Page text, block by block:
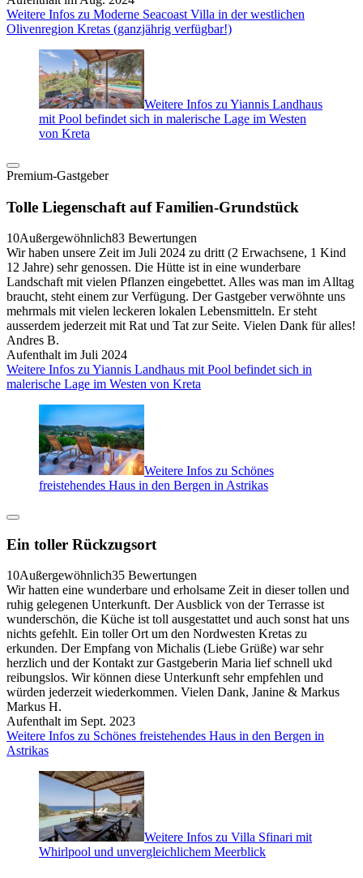
Weitere Infos zu Moderne Seacoast Villa in der westlichen
Olivenregion Kretas (ganzjährig verfügbar!)
Weitere Infos zu Yiannis Landhaus
mit Pool befindet sich in malerische Lage im Westen
von Kreta
Premium-Gastgeber
Tolle Liegenschaft auf Familien-Grundstück
10Außergewöhnlich83 Bewertungen
Wir haben unsere Zeit im Juli 2024 zu dritt (2 Erwachsene, 1 Kind
12 Jahre) sehr genossen. Die Hütte ist in eine wunderbare
Landschaft mit vielen Pflanzen eingebettet. Alles was man im Alltag
braucht, steht einem zur Verfügung. Der Gastgeber verwöhnte uns
mehrmals mit vielen leckeren lokalen Lebensmitteln. Er steht
ausserdem jederzeit mit Rat und Tat zur Seite. Vielen Dank für alles!
Andres B.
Aufenthalt im Juli 2024
Weitere Infos zu Yiannis Landhaus mit Pool befindet sich in
malerische Lage im Westen von Kreta
Weitere Infos zu Schönes
freistehendes Haus in den Bergen in Astrikas
Ein toller Rückzugsort
10Außergewöhnlich35 Bewertungen
Wir hatten eine wunderbare und erholsame Zeit in dieser tollen und
ruhig gelegenen Unterkunft. Der Ausblick von der Terrasse ist
wunderschön, die Küche ist toll ausgestattet und auch sonst hat uns
nichts gefehlt. Ein toller Ort um den Nordwesten Kretas zu
erkunden. Der Empfang von Michalis (Liebe Grüße) war sehr
herzlich und der Kontakt zur Gastgeberin Maria lief schnell ukd
reibungslos. Wir können diese Unterkunft sehr empfehlen und
würden jederzeit wiederkommen. Vielen Dank, Janine & Markus
Markus H.
Aufenthalt im Sept. 2023
Weitere Infos zu Schönes freistehendes Haus in den Bergen in
Astrikas
Weitere Infos zu Villa Sfinari mit
Whirlpool und unvergleichlichem Meerblick